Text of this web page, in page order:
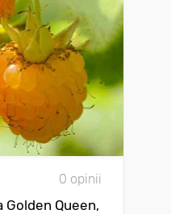
0 opinii
Golden Queen,